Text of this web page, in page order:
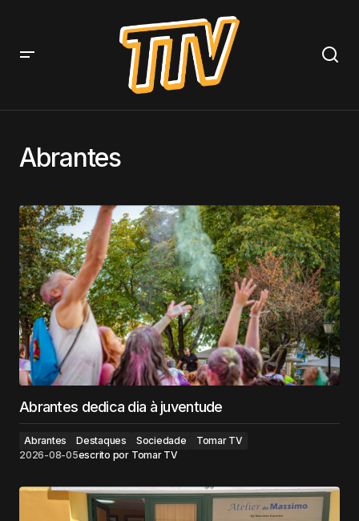
Abrantes
Abrantes dedica dia à juventude
Abrantes Destaques Sociedade
Tomar TV
2026-08-05escrito por Tomar TV